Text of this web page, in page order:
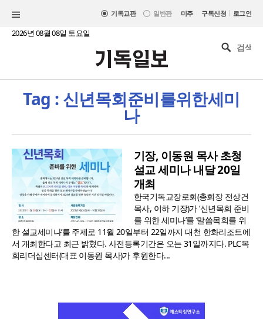
기독교판 일반판 미주 구독신청 | 로그인
2026년 08월 08일 토요일
Tag : 신년목회준비를위한세미
나
기장, 이동원 목사 초청
설교 세미나 내달 20일
개최
한국기독교장로회(총회장 전상건
목사, 이하 기장)가 ‘신년목회 준비
를 위한 세미나’를 ‘말씀목회를 위
한 설교세미나’를 주제로 11월 20일부터 22일까지 대천 한화리조트에
서 개최한다고 최근 밝혔다. 사전등록기간은 오는 31일까지다. PLC목
회리더십센터(대표 이동원 목사)가 후원한다...